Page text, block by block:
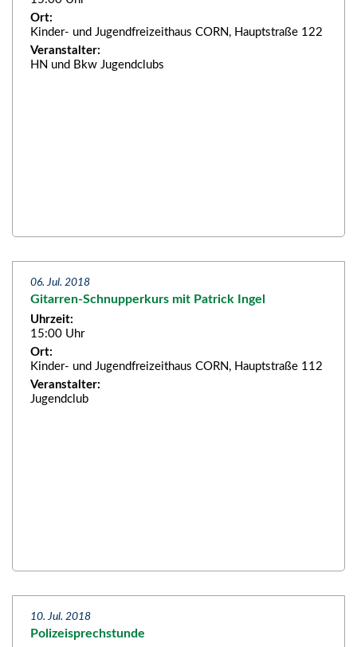
Ort:
Kinder- und Jugendfreizeithaus CORN, Hauptstraße 122
Veranstalter:
HN und Bkw Jugendclubs
06. Jul. 2018
Gitarren-Schnupperkurs mit Patrick Ingel
Uhrzeit:
15:00 Uhr
Ort:
Kinder- und Jugendfreizeithaus CORN, Hauptstraße 112
Veranstalter:
Jugendclub
10. Jul. 2018
Polizeisprechstunde